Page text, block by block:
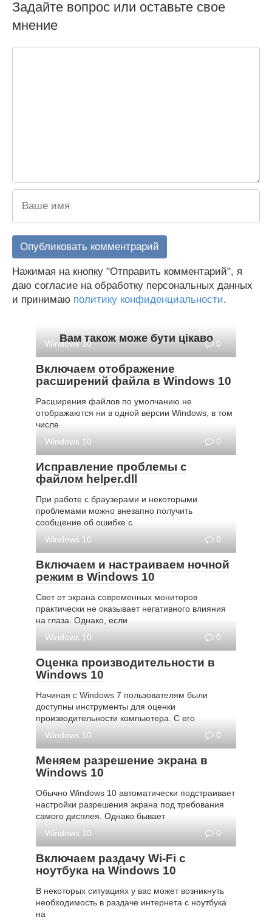
Задайте вопрос или оставьте свое
мнение
Нажимая на кнопку "Отправить комментарий", я
даю согласие на обработку персональных данных
и принимаю политику конфиденциальности.
Вам також може бути цікаво
Windows 10 0
Включаем отображение
расширений файла в Windows 10
Расширения файлов по умолчанию не
отображаются ни в одной версии Windows, в том
числе
Windows 10
0
Исправление проблемы с
файлом helper.dll
При работе с браузерами и некоторыми
проблемами можно внезапно получить
сообщение об ошибке с
Windows 10
0
Включаем и настраиваем ночной
режим в Windows 10
Свет от экрана современных мониторов
практически не оказывает негативного влияния
на глаза. Однако, если
Windows 10
0
Оценка производительности в
Windows 10
Начиная с Windows 7 пользователям были
доступны инструменты для оценки
производительности компьютера. С его
Windows 10
0
Меняем разрешение экрана в
Windows 10
Обычно Windows 10 автоматически подстраивает
настройки разрешения экрана под требования
самого дисплея. Однако бывает
Windows 10
0
Включаем раздачу Wi-Fi с
ноутбука на Windows 10
В некоторых ситуациях у вас может возникнуть
необходимость в раздаче интернета с ноутбука
на